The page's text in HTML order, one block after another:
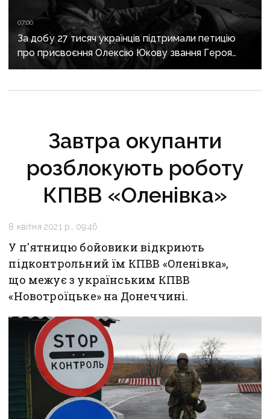
07:00
За добу 27 тисяч українців підтримали петицію
про присвоєння Олексію Юкову звання Героя
України посмертно
Завтра окупанти
розблокують роботу
КПВВ «Оленівка»
8 квітня 2021 р., 09:46
У п'ятницю бойовики відкриють
підконтрольний їм КПВВ «Оленівка»,
що межує з українським КПВВ
«Новотроїцьке» на Донеччині.